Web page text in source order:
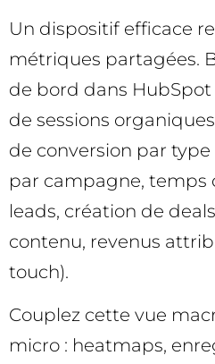
Un dispositif efficace
métriques partagées.
de bord dans HubSpot
de sessions
de conversion par
par campagne, temps
leads, création de
contenu, revenus
touch).
Couplez cette vue
micro : heatmaps,